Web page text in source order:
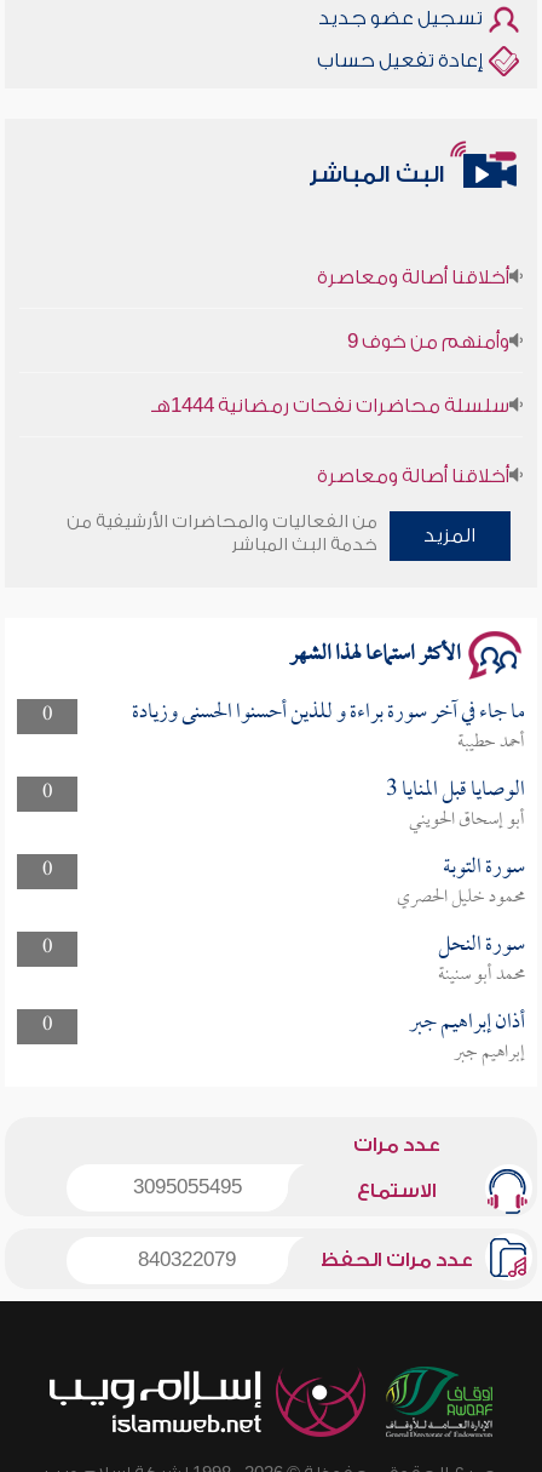
تسجيل عضو جديد
إعادة تفعيل حساب
البث المباشر
أخلاقنا أصالة ومعاصرة
وأمنهم من خوف 9
سلسلة محاضرات نفحات رمضانية 1444هـ
أخلاقنا أصالة ومعاصرة
وأمنهم من خوف 9
المزيد
من الفعاليات والمحاضرات الأرشيفية من
خدمة البث المباشر
الأكثر استماعا لهذا الشهر
0 ما جاء في آخر سورة براءة و للذين أحسنوا الحسنى وزيادة
أحمد حطيبة
0
الوصايا قبل المنايا 3
أبو إسحاق الحويني
0
سورة التوبة
محمود خليل الحصري
0
سورة النحل
محمد أبو سنينة
0
أذان إبراهيم جبر
إبراهيم جبر
عدد مرات
الاستماع 3095055495
عدد مرات الحفظ 840322079